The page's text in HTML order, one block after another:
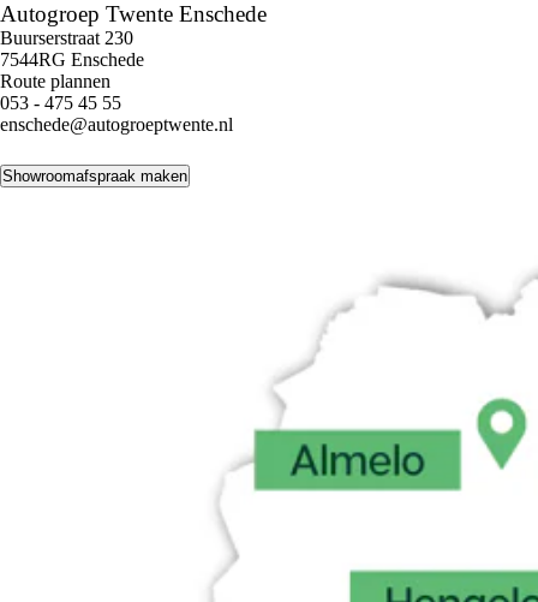
Autogroep Twente Enschede
Buurserstraat 230
7544RG Enschede
Route plannen
053 - 475 45 55
enschede@autogroeptwente.nl
Showroomafspraak maken